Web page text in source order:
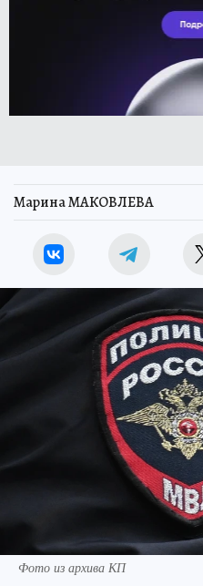
Марина МАКОВЛЕВА
Фото из архива КП